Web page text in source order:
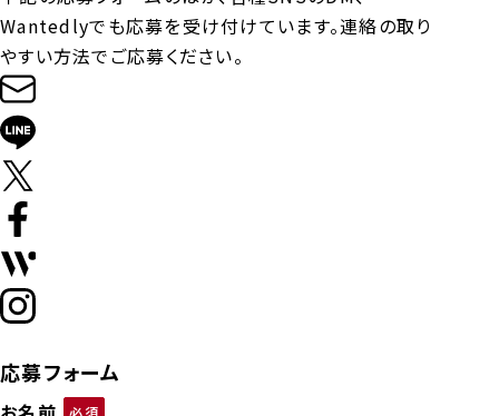
Wantedlyでも応募を受け付けています。連絡の取り
やすい方法でご応募ください。
応募フォーム
必須